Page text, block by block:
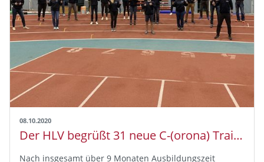
08.10.2020
Der HLV begrüßt 31 neue C-(orona) Trainer Kinderleichtathletik
Nach insgesamt über 9 Monaten Ausbildungszeit